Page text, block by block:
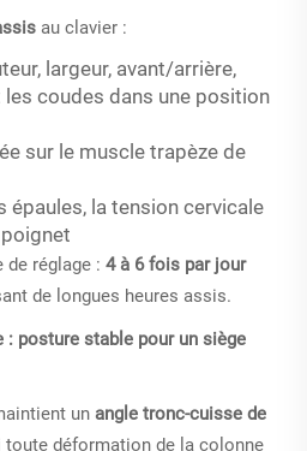
au clavier :
largeur, avant/arrière,
coudes dans une position
sur le muscle trapèze de
épaules, la tension cervicale
de réglage : 4 à 6 fois par jour
de longues heures assis.
posture stable pour un siège
un angle tronc-cuisse de
toute déformation de la colonne